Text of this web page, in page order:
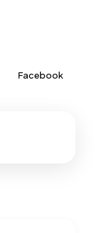
Facebook